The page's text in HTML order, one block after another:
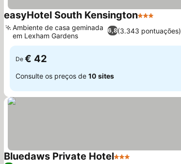
easyHotel South Kensington3 Estrelas
6,8(3.343 pontuações)
Ambiente de casa geminada
em Lexham Gardens
De € 42
Consulte os preços de 10 sites
Bluedaws Private Hotel3 Estrelas